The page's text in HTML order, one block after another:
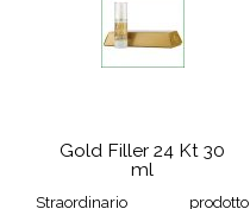
Gold Filler 24 Kt 30
ml
Straordinario prodotto